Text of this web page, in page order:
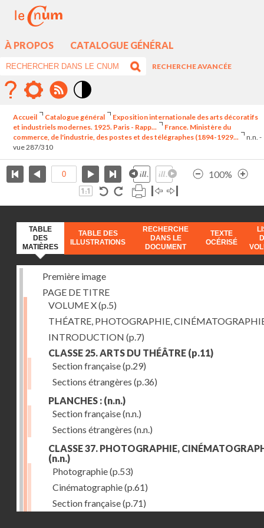
À PROPOS CATALOGUE GÉNÉRAL
RECHERCHE AVANCÉE
élévé
Accueil Catalogue général
Exposition internationale des arts décoratifs
et industriels modernes. 1925. Paris - Rapp...
France. Ministère du
commerce, de l'industrie, des postes et des télégraphes (1894-1929...
n.n. -
vue 287/310
100%
TABLE
DES
MATIÈRES
TABLE DES
ILLUSTRATIONS
RECHERCHE
DANS LE
DOCUMENT
TEXTE
OCÉRISÉ
Première image
PAGE DE TITRE
VOLUME X(p.5)
THÉATRE, PHOTOGRAPHIE,
INTRODUCTION (p.7)
CLASSE 25. ARTS DU THÉÂTRE (p.11)
Section française(p.29)
Sections étrangères (p.36)
PLANCHES : (n.n.)
Section française(n.n.)
Sections étrangères (n.n.)
CLASSE 37. PHOTOGRAPHIE,
(n.n.)
Photographie(p.53)
Cinématographie(p.61)
Section française(p.71)